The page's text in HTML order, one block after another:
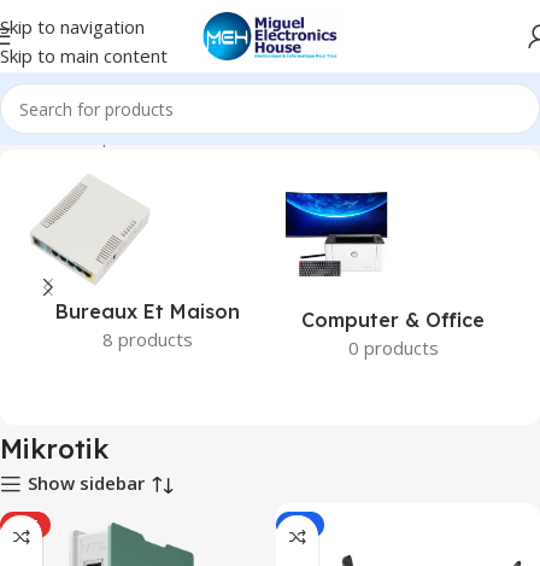
Skip to navigation
Skip to main content
Accueil Marques Mikrotik
Bureaux Et Maison
8 products
Computer & Office
0 products
Mikrotik
Show sidebar
HOT -8%